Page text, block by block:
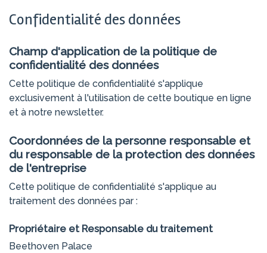
Confidentialité des données
Champ d'application de la politique de
confidentialité des données
Cette politique de confidentialité s'applique
exclusivement à l'utilisation de cette boutique en ligne
et à notre newsletter.
Coordonnées de la personne responsable et
du responsable de la protection des données
de l'entreprise
Cette politique de confidentialité s'applique au
traitement des données par :
Propriétaire et Responsable du traitement
Beethoven Palace